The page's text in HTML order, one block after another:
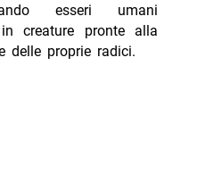
esseri umani
creature pronte alla
delle proprie radici.